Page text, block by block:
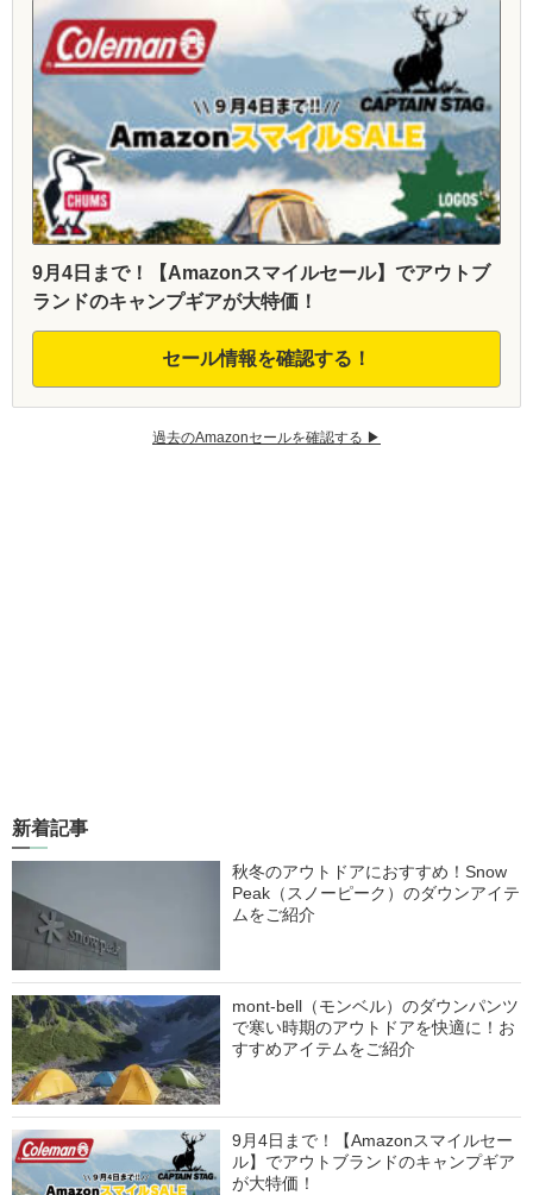
9月4日まで！【Amazonスマイルセール】でアウトブ
ランドのキャンプギアが大特価！
セール情報を確認する！
過去のAmazonセールを確認する ▶︎
新着記事
秋冬のアウトドアにおすすめ！Snow
Peak（スノーピーク）のダウンアイテ
ムをご紹介
mont-bell（モンベル）のダウンパンツ
で寒い時期のアウトドアを快適に！お
すすめアイテムをご紹介
9月4日まで！【Amazonスマイルセー
ル】でアウトブランドのキャンプギア
が大特価！